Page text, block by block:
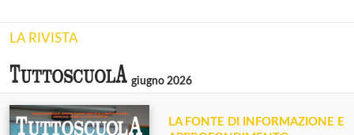
LA RIVISTA
giugno 2026
LA FONTE DI INFORMAZIONE E